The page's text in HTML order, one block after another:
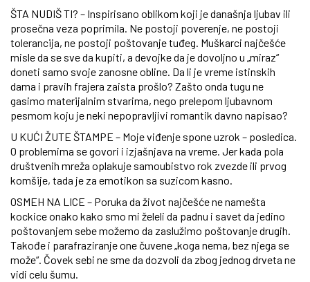
ŠTA NUDIŠ TI? – Inspirisano oblikom koji je današnja ljubav ili
prosečna veza poprimila. Ne postoji poverenje, ne postoji
tolerancija, ne postoji poštovanje tuđeg. Muškarci najčešće
misle da se sve da kupiti, a devojke da je dovoljno u „miraz“
doneti samo svoje zanosne obline. Da li je vreme istinskih
dama i pravih frajera zaista prošlo? Zašto onda tugu ne
gasimo materijalnim stvarima, nego prelepom ljubavnom
pesmom koju je neki nepopravljivi romantik davno napisao?
U KUĆI ŽUTE ŠTAMPE – Moje viđenje spone uzrok – posledica.
O problemima se govori i izjašnjava na vreme. Jer kada pola
društvenih mreža oplakuje samoubistvo rok zvezde ili prvog
komšije, tada je za emotikon sa suzicom kasno.
OSMEH NA LICE – Poruka da život najčešće ne namešta
kockice onako kako smo mi želeli da padnu i savet da jedino
poštovanjem sebe možemo da zaslužimo poštovanje drugih.
Takođe i parafraziranje one čuvene „koga nema, bez njega se
može“. Čovek sebi ne sme da dozvoli da zbog jednog drveta ne
vidi celu šumu.